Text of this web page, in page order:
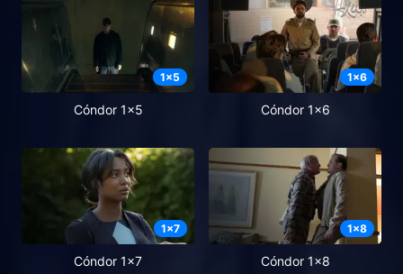
1x5
Cóndor 1x5
1x6
Cóndor 1x6
1x7
Cóndor 1x7
1x8
Cóndor 1x8